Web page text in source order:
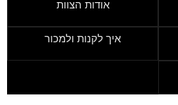
אודות הצוות
איך לקנות ולמכור